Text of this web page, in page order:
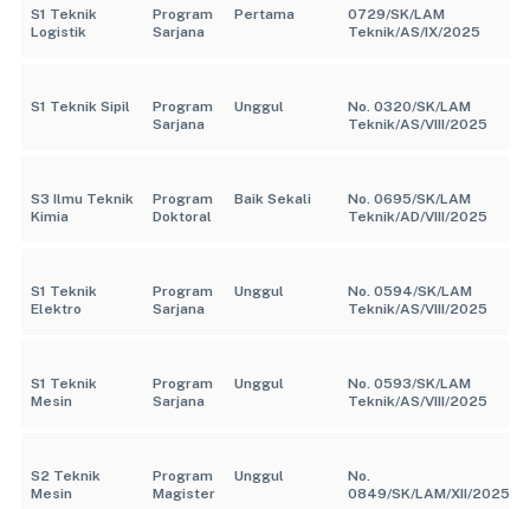
S1 Teknik
Logistik
Program
Sarjana
Pertama
0729/SK/LAM
Teknik/AS/IX/2025
S1 Teknik Sipil
Program
Sarjana
Unggul
No. 0320/SK/LAM
Teknik/AS/VIII/2025
S3 Ilmu Teknik
Kimia
Program
Doktoral
Baik Sekali
No. 0695/SK/LAM
Teknik/AD/VIII/2025
S1 Teknik
Elektro
Program
Sarjana
Unggul
No. 0594/SK/LAM
Teknik/AS/VIII/2025
S1 Teknik
Mesin
Program
Sarjana
Unggul
No. 0593/SK/LAM
Teknik/AS/VIII/2025
S2 Teknik
Mesin
Program
Magister
Unggul
No.
0849/SK/LAM/XII/2025